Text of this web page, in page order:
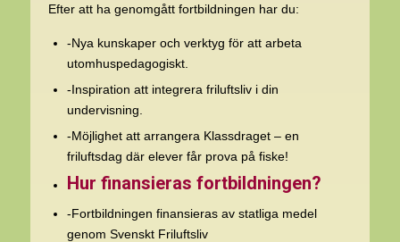
Efter att ha genomgått fortbildningen har du:
-Nya kunskaper och verktyg för att arbeta
utomhuspedagogiskt.
-Inspiration att integrera friluftsliv i din
undervisning.
-Möjlighet att arrangera Klassdraget – en
friluftsdag där elever får prova på fiske!
Hur finansieras fortbildningen?
-Fortbildningen finansieras av statliga medel
genom Svenskt Friluftsliv